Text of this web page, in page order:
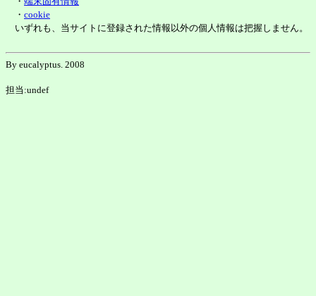
・ cookie
いずれも、当サイトに登録された情報以外の個人情報は把握しません。
By eucalyptus. 2008
担当:undef